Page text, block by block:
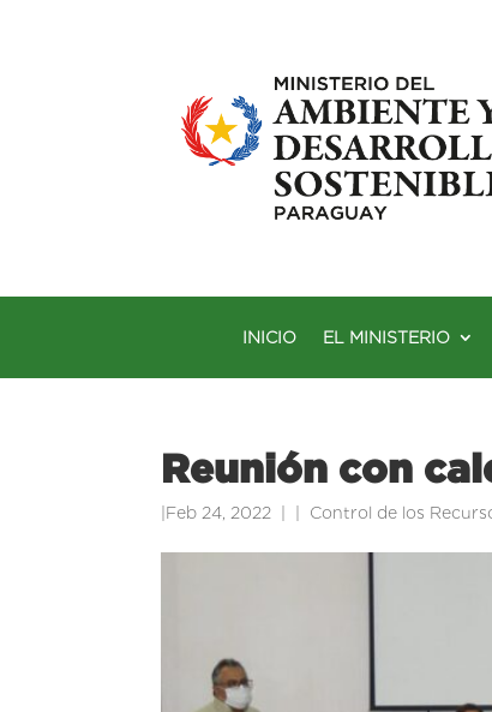
INICIO EL MINISTERIO
Reunión con
Feb 24, 2022 Control de los